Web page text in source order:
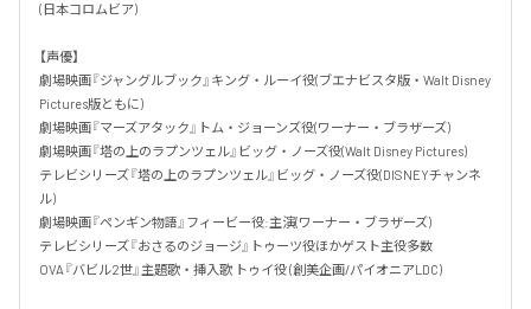
(日本コロムビア)
【声優】
劇場映画『ジャングルブック』キング・ルーイ役(ブエナビスタ版・Walt Disney
Pictures版ともに)
劇場映画『マーズアタック』トム・ジョーンズ役(ワーナー・ブラザーズ)
劇場映画『塔の上のラプンツェル』ビッグ・ノーズ役(Walt Disney Pictures)
テレビシリーズ『塔の上のラプンツェル』ビッグ・ノーズ役(DISNEYチャンネ
ル)
劇場映画『ペンギン物語』フィービー役:主演(ワーナー・ブラザーズ)
テレビシリーズ『おさるのジョージ』トゥーツ役ほかゲスト主役多数
OVA『バビル2世』主題歌・挿入歌 トゥイ役 (創美企画/パイオニアLDC)